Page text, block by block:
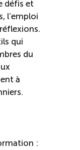
défis et
l’emploi
qui
du
à
: